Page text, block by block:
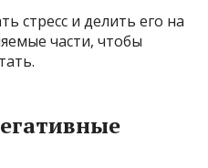
стресс и делить его на
части, чтобы